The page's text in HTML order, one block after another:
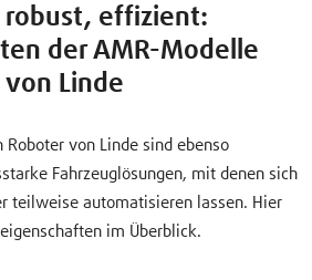
robust, effizient:
der AMR-Modelle
von Linde
Roboter von Linde sind ebenso
Fahrzeuglösungen, mit denen sich
teilweise automatisieren lassen. Hier
im Überblick.